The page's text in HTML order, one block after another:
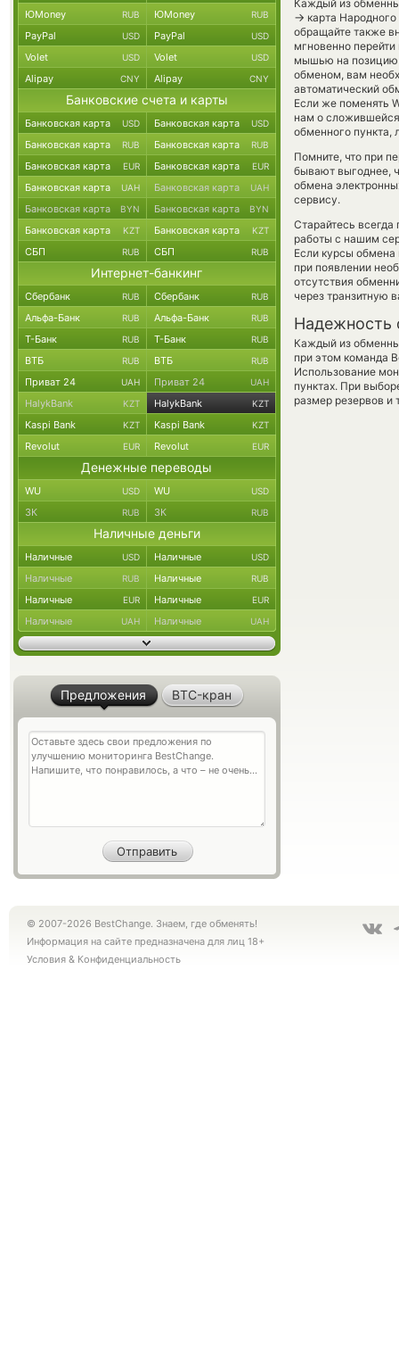
Каждый из
→ карта
обращайте также
мгновенно
мышью на позицию
обменом, вам
автоматический
Если же поменять
нам о
обменного пункта,
Помните, что при
бывают выгоднее,
обмена
сервису.
Старайтесь
работы с нашим
Если курсы
при появлении
отсутствия
через транзитную
Надежность
Каждый из
при этом команда
Использование
пунктах. При
размер резервов и
ЮMoney RUB ЮMoney RUB
PayPal USD PayPal USD
Volet USD Volet USD
Alipay CNY Alipay CNY
Банковские счета и карты
Банковская карта USD Банковская карта USD
Банковская карта RUB Банковская карта RUB
Банковская карта EUR Банковская карта EUR
Банковская карта UAH Банковская карта UAH
Банковская карта BYN Банковская карта BYN
Банковская карта KZT Банковская карта KZT
СБП RUB СБП RUB
Интернет-банкинг
Сбербанк RUB Сбербанк RUB
Альфа-Банк RUB Альфа-Банк RUB
Т-Банк RUB Т-Банк RUB
ВТБ RUB ВТБ RUB
Приват 24 UAH Приват 24 UAH
HalykBank KZT HalykBank KZT
Kaspi Bank KZT Kaspi Bank KZT
Revolut EUR Revolut EUR
Денежные переводы
WU USD WU USD
ЗК RUB ЗК RUB
Наличные деньги
Наличные USD Наличные USD
Наличные RUB Наличные RUB
Наличные EUR Наличные EUR
Наличные UAH Наличные UAH
Предложения BTC-кран
© 2007-2026 BestChange. Знаем, где обменять!
Информация на сайте предназначена для лиц 18+
Условия & Конфиденциальность